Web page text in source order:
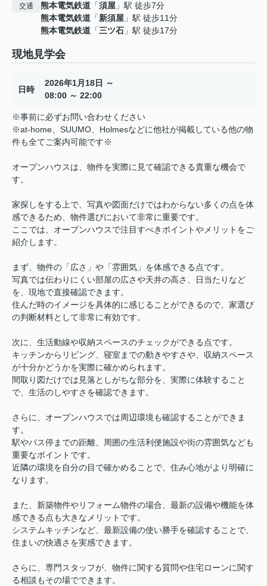
交通 熊本電気鉄道 「須屋 」駅 徒歩7分
熊本電気鉄道 「新須屋 」駅 徒歩11分
熊本電気鉄道 「三ツ石 」駅 徒歩17分
現地見学会
日時
2026年1月18日 ～
08:00 ～ 22:00
※事前に必ずお問い合わせください
※at-home、SUUMO、Holmesなどに他社が掲載している他の物
件も全てご案内可能です※
オープンハウスは、物件を実際に見て確認できる貴重な機会で
す。
家探しをする上で、写真や図面だけではわからない多くの点を体
感できるため、物件選びにおいて非常に重要です。
ここでは、オープンハウスで注目すべきポイントやメリットをご
紹介します。
まず、物件の「広さ」や「雰囲気」を体感できる点です。
写真では伝わりにくい部屋の広さや天井の高さ、日当たりなど
を、現地で直接確認できます。
住んだ時のイメージを具体的に感じることができるので、家選び
の判断材料として非常に有効です。
次に、生活動線や収納スペースのチェックができる点です。
キッチンからリビング、寝室までの動きやすさや、収納スペース
が十分かどうかを実際に確かめられます。
間取り図だけでは見落としがちな部分を、実際に体験すること
で、生活のしやすさを確認できます。
さらに、オープンハウスでは周辺環境も確認することができま
す。
駅やバス停までの距離、周囲の生活利便施設や街の雰囲気なども
重要なポイントです。
近隣の環境を自分の目で確かめることで、住み心地がより明確に
なります。
また、新築物件やリフォーム物件の場合、最新の設備や機能を体
感できる点も大きなメリットです。
システムキッチンなど、最新設備の使い勝手を確認することで、
住まいの快適さを実感できます。
さらに、専門スタッフが、物件に関する質問や住宅ローンに関す
る相談もその場でできます。